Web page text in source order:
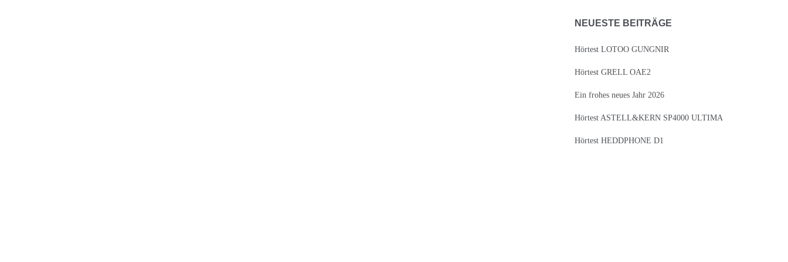
NEUESTE BEITRÄGE
Hörtest LOTOO GUNGNIR
Hörtest GRELL OAE2
Ein frohes neues Jahr 2026
Hörtest ASTELL&KERN SP4000 ULTIMA
Hörtest HEDDPHONE D1